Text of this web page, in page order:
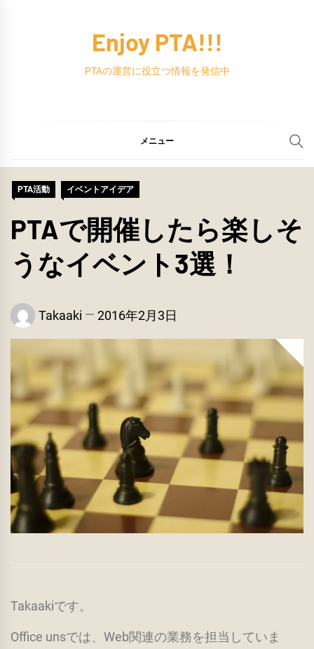
Enjoy PTA!!!
PTAの運営に役立つ情報を発信中
メニュー
PTA活動 イベントアイデア
PTAで開催したら楽しそ
うなイベント3選！
Takaaki 2016年2月3日
Takaakiです。
Office unsでは、Web関連の業務を担当していま